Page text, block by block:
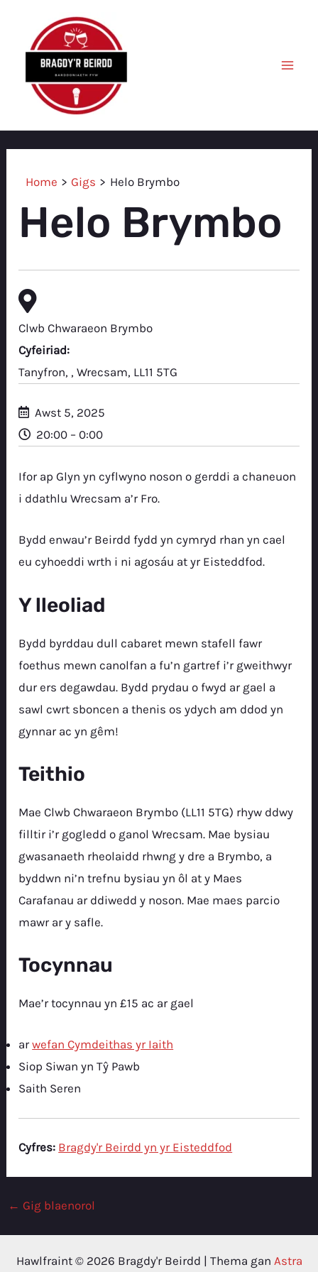
content
Home Gigs Helo Brymbo
Helo Brymbo
Clwb Chwaraeon Brymbo
Cyfeiriad:
Tanyfron, , Wrecsam, LL11 5TG
Awst 5, 2025
20:00 – 0:00
Ifor ap Glyn yn cyflwyno noson o gerddi a chaneuon
i ddathlu Wrecsam a’r Fro.
Bydd enwau’r Beirdd fydd yn cymryd rhan yn cael
eu cyhoeddi wrth i ni agosáu at yr Eisteddfod.
Y lleoliad
Bydd byrddau dull cabaret mewn stafell fawr
foethus mewn canolfan a fu’n gartref i’r gweithwyr
dur ers degawdau. Bydd prydau o fwyd ar gael a
sawl cwrt sboncen a thenis os ydych am ddod yn
gynnar ac yn gêm!
Teithio
Mae Clwb Chwaraeon Brymbo (LL11 5TG) rhyw ddwy
filltir i’r gogledd o ganol Wrecsam. Mae bysiau
gwasanaeth rheolaidd rhwng y dre a Brymbo, a
byddwn ni’n trefnu bysiau yn ôl at y Maes
Carafanau ar ddiwedd y noson. Mae maes parcio
mawr ar y safle.
Tocynnau
Mae’r tocynnau yn £15 ac ar gael
arwefan Cymdeithas yr Iaith
Siop Siwan yn Tŷ Pawb
Saith Seren
Cyfres: Bragdy'r Beirdd yn yr Eisteddfod
Post
← Gig blaenorol
Hawlfraint © 2026 Bragdy'r Beirdd | Thema gan Astra